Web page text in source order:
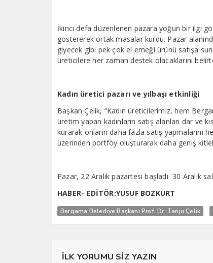
İkinci defa düzenlenen pazara yoğun bir ilgi
göstererek ortak masalar kurdu. Pazar
giyecek gibi pek çok el emeği ürünü satışa
üreticilere her zaman destek olacaklarını
Kadın üretici pazarı ve yılbaşı etkinliği
Başkan Çelik, “Kadın üreticilerimiz, hem
üretim yapan kadınların satış alanları dar ve
kurarak onların daha fazla satış yapmalarını
üzerinden portföy oluşturarak daha geniş
Pazar, 22 Aralık pazartesi başladı 30 Aralık
HABER- EDİTÖR:YUSUF BOZKURT
Bergama Belediye Başkanı Prof. Dr. Tanju Çelik
İLK YORUMU SİZ YAZIN